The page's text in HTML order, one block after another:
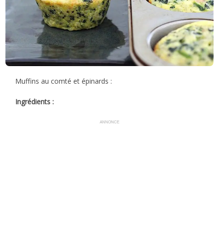
Muffins au comté et épinards :
Ingrédients :
ANNONCE